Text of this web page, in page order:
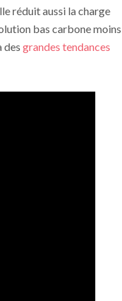
réduit aussi la charge
bas carbone moins
des grandes tendances